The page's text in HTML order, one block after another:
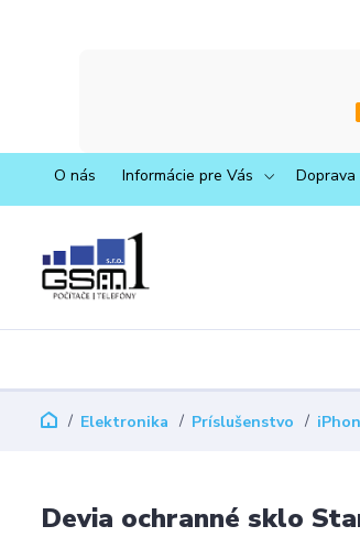
O nás Informácie pre Vás
Elektronika Príslušenstvo
Devia ochranné sklo